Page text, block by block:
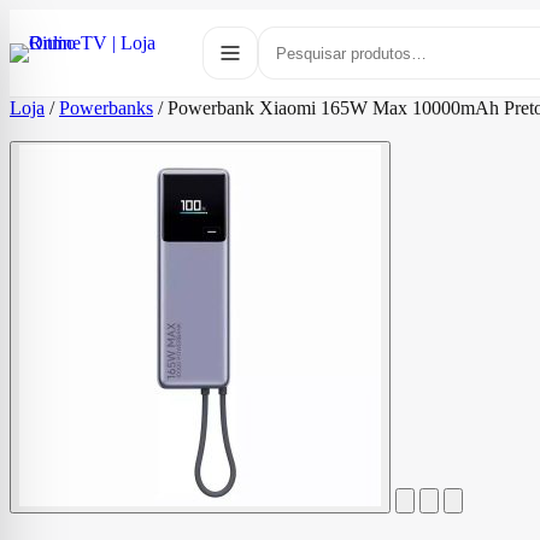
Loja / Powerbanks / Powerbank Xiaomi 165W Max 10000mAh